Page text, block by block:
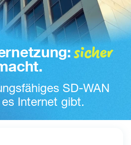
sicher
SD-WAN
Internet gibt.